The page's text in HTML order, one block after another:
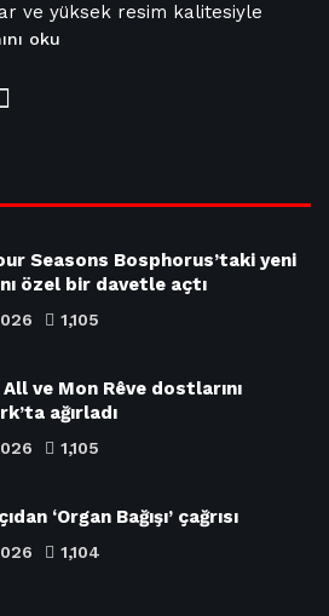
ve yüksek resim kalitesiyle
oku
Seasons Bosphorus’taki yeni
özel bir davetle açtı
1,105
ve Mon Rêve dostlarını
ağırladı
1,105
‘Organ Bağışı’ çağrısı
1,104